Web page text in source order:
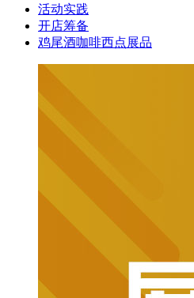
活动实践
开店筹备
鸡尾酒咖啡西点展品